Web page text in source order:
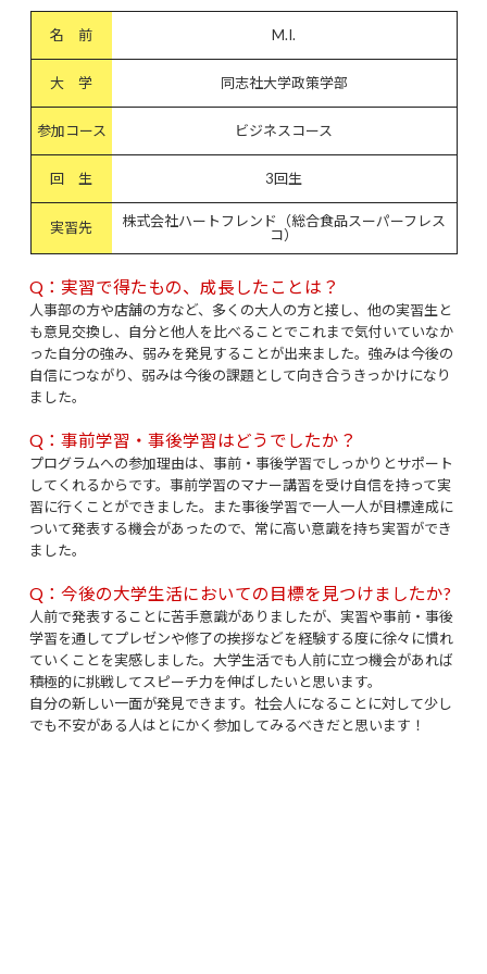
名 前 M.I.
大 学 同志社大学政策学部
参加コース ビジネスコース
回 生 3回生
実習先
株式会社ハートフレンド（総合食品スーパーフレス
コ）
Q：実習で得たもの、成長したことは？
人事部の方や店舗の方など、多くの大人の方と接し、他の実習生と
も意見交換し、自分と他人を比べることでこれまで気付いていなか
った自分の強み、弱みを発見することが出来ました。強みは今後の
自信につながり、弱みは今後の課題として向き合うきっかけになり
ました。
Q：事前学習・事後学習はどうでしたか？
プログラムへの参加理由は、事前・事後学習でしっかりとサポート
してくれるからです。事前学習のマナー講習を受け自信を持って実
習に行くことができました。また事後学習で一人一人が目標達成に
ついて発表する機会があったので、常に高い意識を持ち実習ができ
ました。
Q：今後の大学生活においての目標を見つけましたか?
人前で発表することに苦手意識がありましたが、実習や事前・事後
学習を通してプレゼンや修了の挨拶などを経験する度に徐々に慣れ
ていくことを実感しました。大学生活でも人前に立つ機会があれば
積極的に挑戦してスピーチ力を伸ばしたいと思います。
自分の新しい一面が発見できます。社会人になることに対して少し
でも不安がある人はとにかく参加してみるべきだと思います！